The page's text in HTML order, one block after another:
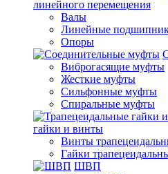
линейного перемещения
Валы
Линейные
Опоры
Виброгасящие муфты
Жесткие муфты
Сильфонные муфты
Спиральные муфты
гайки и винты
Винты
Гайки
ШВП